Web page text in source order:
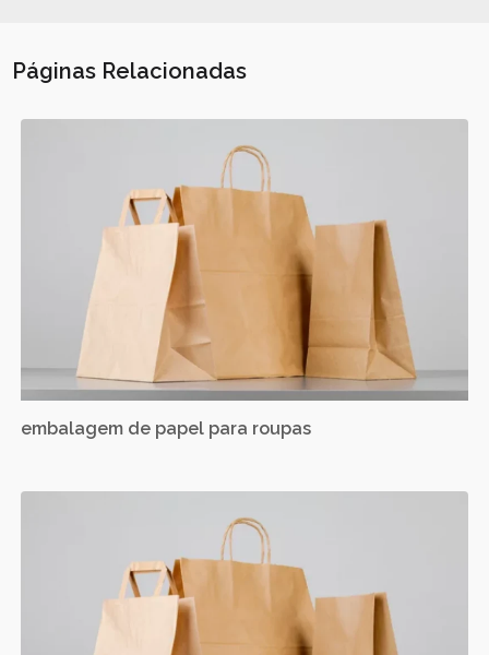
Páginas Relacionadas
embalagem de papel para roupas